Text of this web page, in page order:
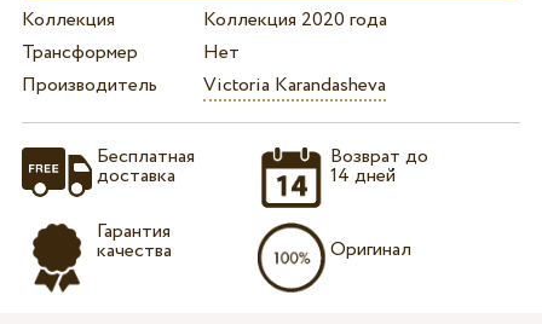
Коллекция
Коллекция 2020 года
Трансформер
Нет
Производитель
Victoria Karandasheva
Бесплатная
доставка
Гарантия
качества
Возврат до
14 дней
Оригинал